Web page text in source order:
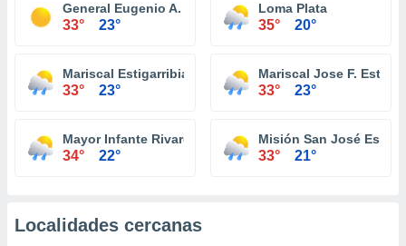
General Eugenio A. Garay
33° 23°
Loma Plata
35° 20°
Mariscal Estigarribia
33° 23°
Mariscal Jose F.
33° 23°
Mayor Infante Rivarola
34° 22°
Misión San José Estero
33° 21°
Localidades cercanas